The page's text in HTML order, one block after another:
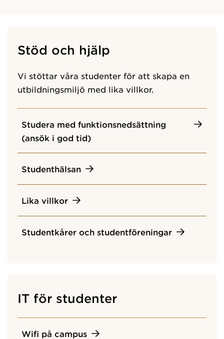
Stöd och hjälp
Vi stöttar våra studenter för att skapa en
utbildningsmiljö med lika villkor.
Studera med funktionsnedsättning
(ansök i god tid)
Studenthälsan
Lika villkor
Studentkårer och studentföreningar
IT för studenter
Wifi på campus